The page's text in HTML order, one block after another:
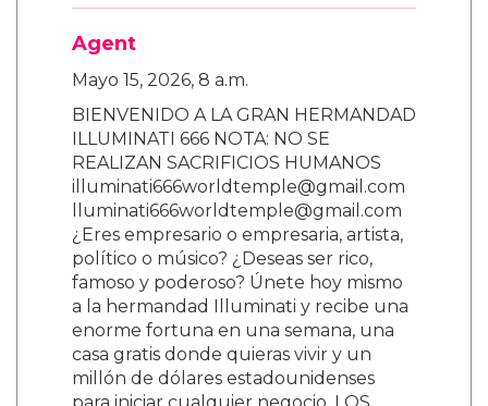
Agent
Mayo 15, 2026, 8 a.m.
BIENVENIDO A LA GRAN HERMANDAD
ILLUMINATI 666 NOTA: NO SE
REALIZAN SACRIFICIOS HUMANOS
illuminati666worldtemple@gmail.com
lluminati666worldtemple@gmail.com
¿Eres empresario o empresaria, artista,
político o músico? ¿Deseas ser rico,
famoso y poderoso? Únete hoy mismo
a la hermandad Illuminati y recibe una
enorme fortuna en una semana, una
casa gratis donde quieras vivir y un
millón de dólares estadounidenses